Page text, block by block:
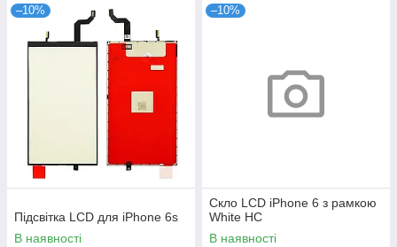
–10%
Підсвітка LCD для iPhone 6s
В наявності
–10%
Скло LCD iPhone 6 з рамкою
White HC
В наявності